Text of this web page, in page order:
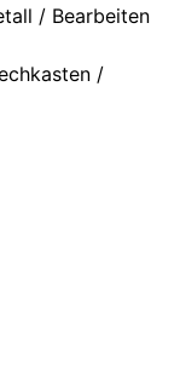
/ Bearbeiten
/